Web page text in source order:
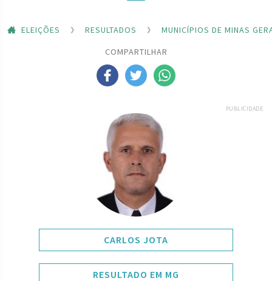
ELEIÇÕES RESULTADOS
MUNICÍPIOS DE MINAS
COMPARTILHAR
PUBLICIDADE
CARLOS JOTA
RESULTADO EM MG